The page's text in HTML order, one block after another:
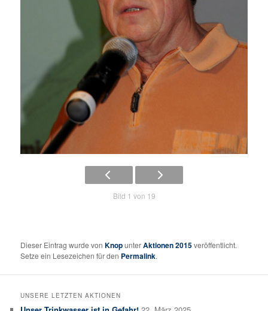
Bild 1 von 19
Dieser Eintrag wurde vonKnopunterAktionen 2015veröffentlicht.
Setze ein Lesezeichen für den Permalink.
UNSERE LETZTEN AKTIONEN